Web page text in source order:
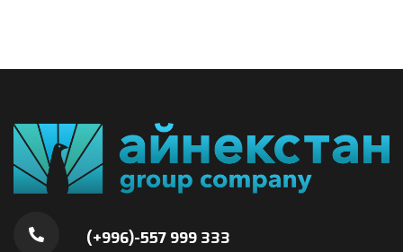
(+996)-557 999 333